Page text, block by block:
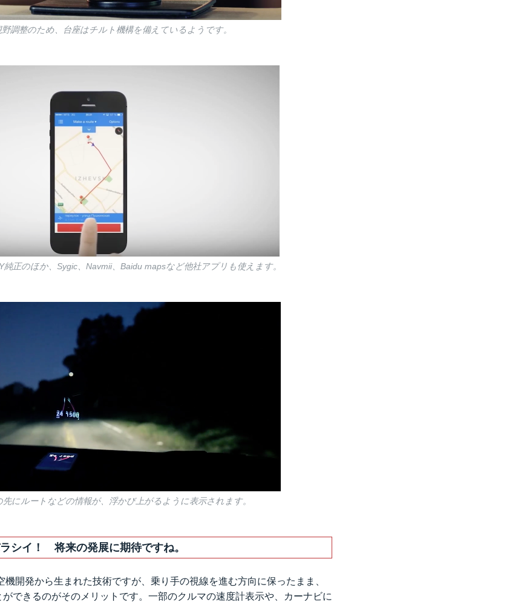
調整のため、台座はチルト機構を備えているようです。
正のほか、Sygic、Navmii、Baidu mapsなど他社アプリも使えます。
にルートなどの情報が、浮かび上がるように表示されます。
シイ！ 将来の発展に期待ですね。
機開発から生まれた技術ですが、乗り手の視線を進む方向に保ったまま、
できるのがそのメリットです。一部のクルマの速度計表示や、カーナビに